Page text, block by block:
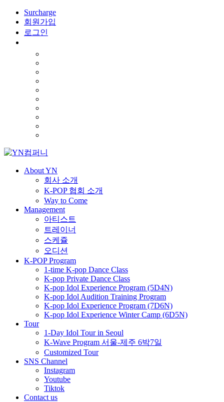
Surcharge
회원가입
로그인
About YN
회사 소개
K-POP 협회 소개
Way to Come
Management
아티스트
트레이너
스케쥴
오디션
K-POP Program
1-time K-pop Dance Class
K-pop Private Dance Class
K-pop Idol Experience Program (5D4N)
K-pop Idol Audition Training Program
K-pop Idol Experience Program (7D6N)
K-pop Idol Experience Winter Camp (6D5N)
Tour
1-Day Idol Tour in Seoul
K-Wave Program 서울-제주 6박7일
Customized Tour
SNS Channel
Instagram
Youtube
Tiktok
Contact us